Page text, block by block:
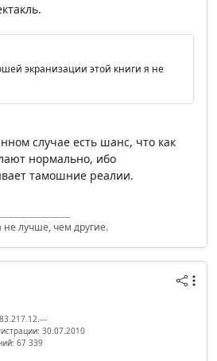
экранизации этой книги я не
случае есть шанс, что как
нормально, ибо
тамошние реалии.
не лучше, чем другие.
30.07.2010
67 339